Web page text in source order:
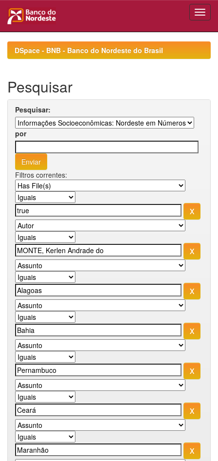
navigationDSpace - BNB - Banco do Nordeste do Brasil
Pesquisar
Pesquisar:
por
Filtros correntes: